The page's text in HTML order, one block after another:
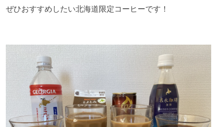
ぜひおすすめしたい北海道限定コーヒーです！